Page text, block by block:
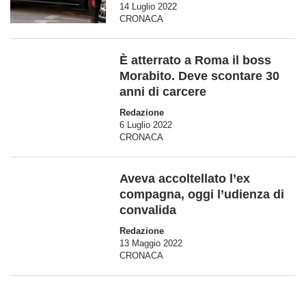
14 Luglio 2022
CRONACA
È atterrato a Roma il boss
Morabito. Deve scontare 30
anni di carcere
Redazione
6 Luglio 2022
CRONACA
Aveva accoltellato l’ex
compagna, oggi l’udienza di
convalida
Redazione
13 Maggio 2022
CRONACA